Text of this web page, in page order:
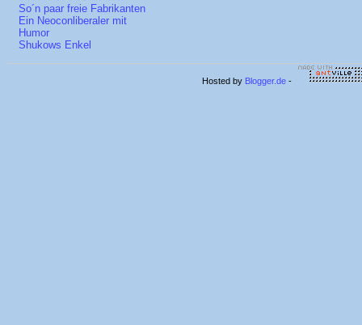
So´n paar freie Fabrikanten
Ein Neoconliberaler mit
Humor
Shukows Enkel
Hosted by Blogger.de -